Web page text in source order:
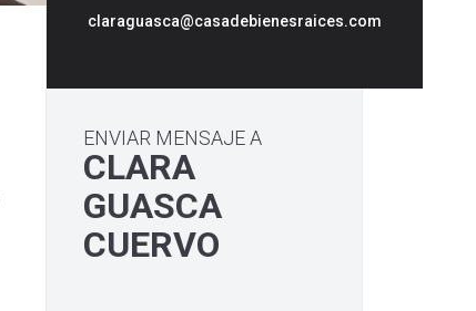
claraguasca@casadebienesraices.com
ENVIAR MENSAJE A
CLARA
GUASCA
CUERVO